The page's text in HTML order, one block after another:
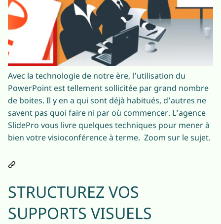
Avec la technologie de notre ère, l’utilisation du
PowerPoint est tellement sollicitée par grand nombre
de boites. Il y en a qui sont déjà habitués, d’autres ne
savent pas quoi faire ni par où commencer. L’agence
SlidePro vous livre quelques techniques pour mener à
bien votre visioconférence à terme. Zoom sur le sujet.
STRUCTUREZ VOS
SUPPORTS VISUELS